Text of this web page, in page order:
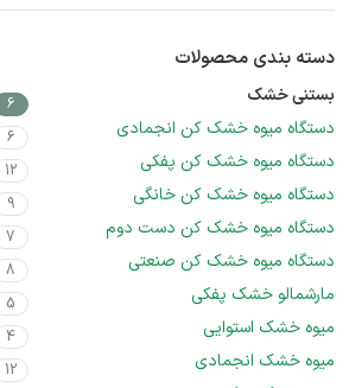
دسته بندی محصولات
بستنی خشک 6
دستگاه میوه خشک کن انجمادی 6
دستگاه میوه خشک کن پفکی 12
دستگاه میوه خشک کن خانگی 9
دستگاه میوه خشک کن دست دوم 7
دستگاه میوه خشک کن صنعتی 8
مارشمالو خشک پفکی 5
میوه خشک استوایی 4
میوه خشک انجمادی 12